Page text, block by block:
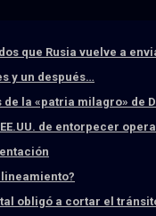
que Rusia vuelve a
y un después…
la «patria milagro» de
de entorpecer
obligó a cortar el